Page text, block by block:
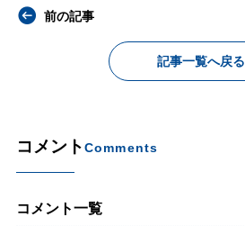
前の記事
記事一覧へ戻る
コメントComments
コメント一覧